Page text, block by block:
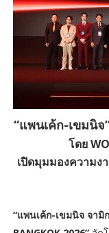
“แพนเค้ก-เขมนิจ
โดย
เปิดมุมมองความง
“แพนเค้ก-เขมนิจ จามิ